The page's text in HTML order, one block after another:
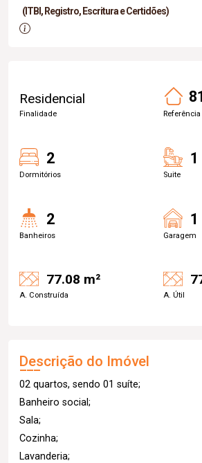
(ITBI, Registro, Escritura e Certidões)
Residencial
Finalidade Referência
2
Dormitórios
1
Suite
2
Banheiros
1
Garagem
77.08 m²
A. Construída A. Útil
Descrição do Imóvel
02 quartos, sendo 01 suíte;
Banheiro social;
Sala;
Cozinha;
Lavanderia;